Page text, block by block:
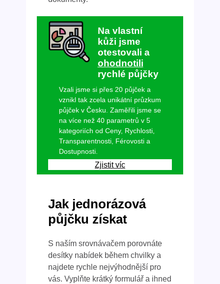
Na vlastní
kůži jsme
otestovali a
ohodnotili
rychlé půjčky
Vzali jsme si přes 20 půjček a
vznikl tak zcela unikátní průzkum
půjček v Česku. Zaměřili jsme se
na více než 40 parametrů v 5
kategoriích od Ceny, Rychlosti,
Transparentnosti, Férovosti a
Dostupnosti.
Zjistit víc
Jak jednorázová
půjčku získat
S naším srovnávačem porovnáte
desítky nabídek během chvilky a
najdete rychle nejvýhodnější pro
vás. Vyplňte krátký formulář a ihned